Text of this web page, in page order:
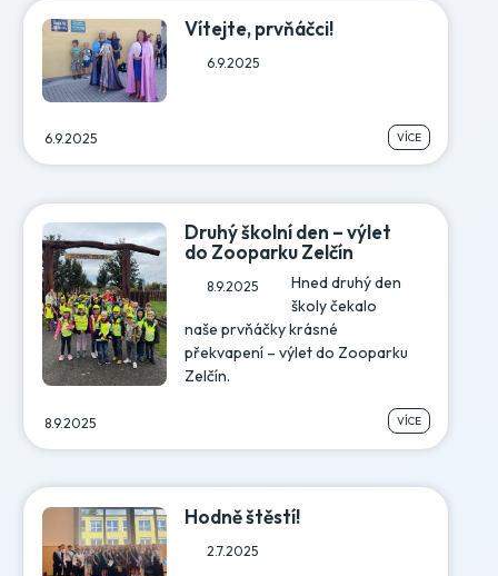
Vítejte, prvňáčci!
6.9.2025
6.9.2025 VÍCE
Druhý školní den – výlet
do Zooparku Zelčín
8.9.2025
Hned druhý den
školy čekalo
naše prvňáčky krásné
překvapení – výlet do Zooparku
Zelčín.
8.9.2025 VÍCE
Hodně štěstí!
2.7.2025